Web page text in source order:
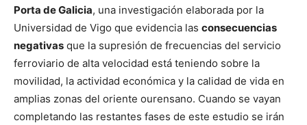
Porta de Galicia, una investigación elaborada por la
Universidad de Vigo que evidencia las consecuencias
negativas que la supresión de frecuencias del servicio
ferroviario de alta velocidad está teniendo sobre la
movilidad, la actividad económica y la calidad de vida en
amplias zonas del oriente ourensano. Cuando se vayan
completando las restantes fases de este estudio se irán